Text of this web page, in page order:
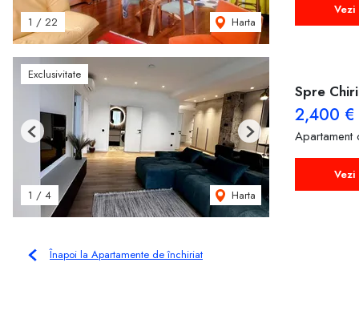
1 / 22 Harta
Vezi
Exclusivitate
1 / 4 Harta
Previous Next
Spre
2,400 €
Vezi
Înapoi la Apartamente de închiriat